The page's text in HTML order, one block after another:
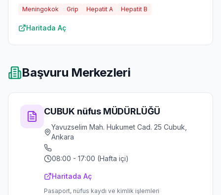
Meningokok
Grip Hepatit A Hepatit B
Haritada Aç
Başvuru Merkezleri
CUBUK nüfus MÜDÜRLÜĞÜ
Yavuzselim Mah. Hukumet Cad. 25 Cubuk,
Ankara
08:00 - 17:00 (Hafta içi)
Haritada Aç
Pasaport, nüfus kaydı ve kimlik işlemleri